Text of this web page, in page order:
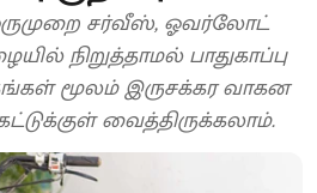
சர்வீஸ், ஓவர்லோட்
நிறுத்தாமல் பாதுகாப்பு
மூலம் இருசக்கர வாகன
வைத்திருக்கலாம்.